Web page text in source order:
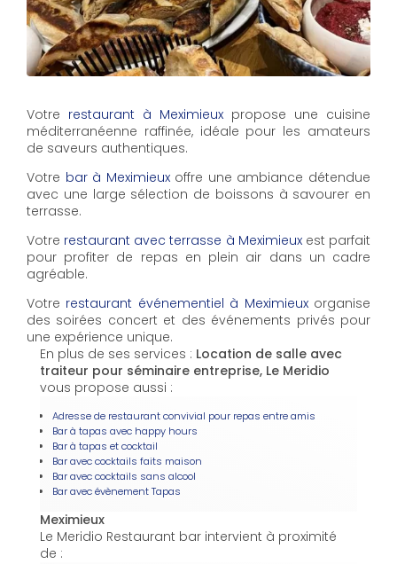
Votre restaurant à Meximieux propose une cuisine
méditerranéenne raffinée, idéale pour les amateurs
de saveurs authentiques.
Votre bar à Meximieuxoffre une ambiance détendue
avec une large sélection de boissons à savourer en
terrasse.
Votre restaurant avec terrasse à Meximieuxest parfait
pour profiter de repas en plein air dans un cadre
agréable.
Votre restaurant événementiel à Meximieuxorganise
des soirées concert et des événements privés pour
une expérience unique.
En plus de ses services : Location de salle avec
traiteur pour séminaire entreprise, Le Meridio
vous propose aussi :
Adresse de restaurant convivial pour repas entre amis
Bar à tapas avec happy hours
Bar à tapas et cocktail
Bar avec cocktails faits maison
Bar avec cocktails sans alcool
Bar avec évènement Tapas
Meximieux
Le Meridio Restaurant bar intervient à proximité
de :